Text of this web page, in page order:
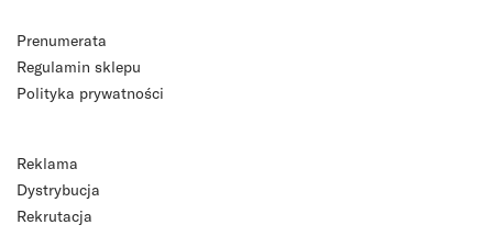
Prenumerata
Regulamin sklepu
Polityka prywatności
Reklama
Dystrybucja
Rekrutacja